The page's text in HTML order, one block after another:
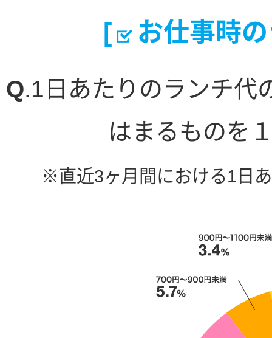
[ お仕事時
Q.1日あたりのランチ代
はまるものを
※直近3ヶ月間における1日